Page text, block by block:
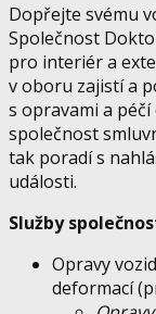
Dopřejte svému
Společnost
pro interiér a
v oboru zajistí a
s opravami a
společnost
tak poradí s
události.
Služby
Opravy
deformací